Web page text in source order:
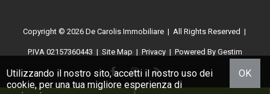
Copyright © 2026 De Carolis Immobiliare | All Rights Reserved |
P.IVA 02157360443 | Site Map | Privacy | Powered By Gestim
Utilizzando il nostro sito, accetti il nostro uso dei
cookie, per una tua migliore esperienza di
OK